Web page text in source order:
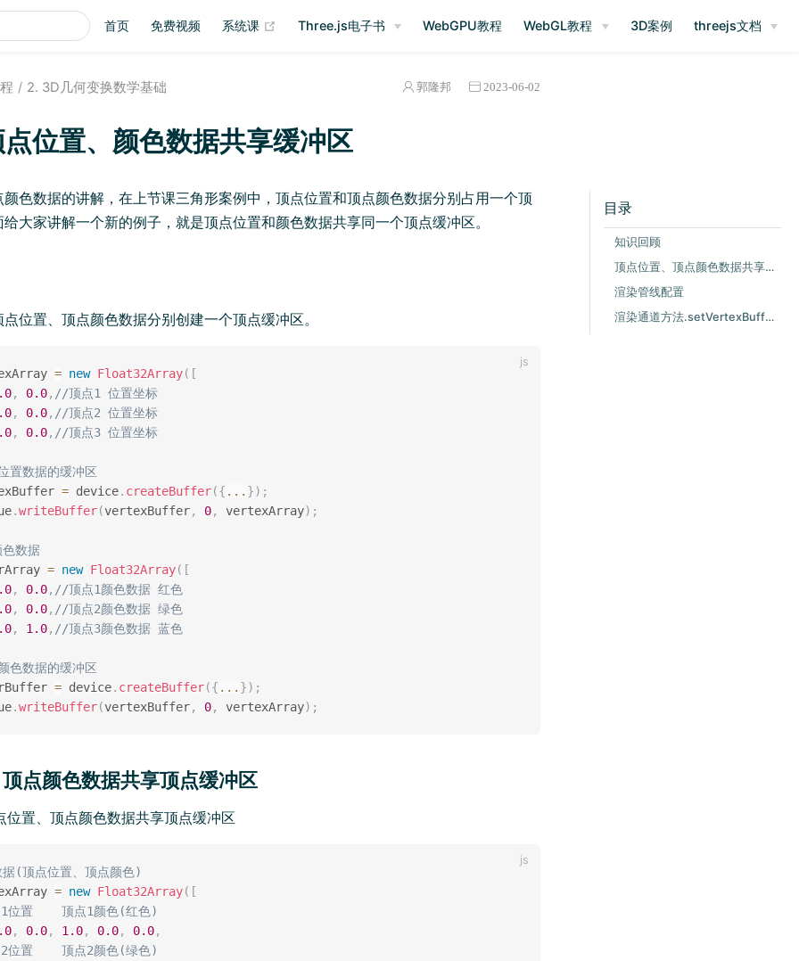
首页 免费视频 系统课 (opens new window)
Three.js电子书 WebGPU教程 WebGL教程 3D案例 threejs文档
2. 3D几何变换数学基础 郭隆邦 2023-06-02
目录
知识回顾
顶点位置、顶点颜色数据共享顶点缓冲区
渲染管线配置
渲染通道方法.setVertexBuffer()详解
位置、颜色数据共享缓冲区
色数据的讲解，在上节课三角形案例中，顶点位置和顶点颜色数据分别占用一个顶
大家讲解一个新的例子，就是顶点位置和颜色数据共享同一个顶点缓冲区。
位置、顶点颜色数据分别创建一个顶点缓冲区。
= new Float32Array( [
, 0.0, //顶点1 位置坐标
, 0.0, //顶点2 位置坐标
, 0.0, //顶点3 位置坐标
置数据的缓冲区
= device. createBuffer({ ... }) ;
.writeBuffer(vertexBuffer, 0, vertexArray) ;
数据
= new Float32Array( [
, 0.0, //顶点1颜色数据 红色
, 0.0, //顶点2颜色数据 绿色
, 1.0, //顶点3颜色数据 蓝色
色数据的缓冲区
= device. createBuffer({ ... }) ;
.writeBuffer(vertexBuffer, 0, vertexArray) ;
点颜色数据共享顶点缓冲区
位置、顶点颜色数据共享顶点缓冲区
(顶点位置、顶点颜色)
= new Float32Array( [
位置    顶点1颜色(红色)
, 0.0, 1.0, 0.0, 0.0,
位置    顶点2颜色(绿色)